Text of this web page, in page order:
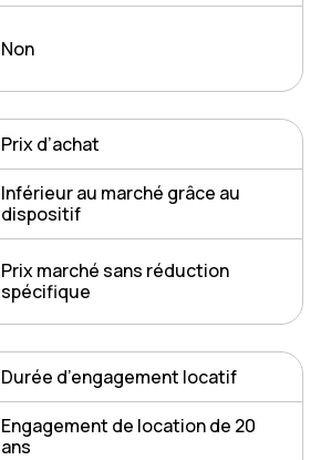
Non
Prix d’achat
Inférieur au marché grâce au
dispositif
Prix marché sans réduction
spécifique
Durée d’engagement locatif
Engagement de location de 20
ans